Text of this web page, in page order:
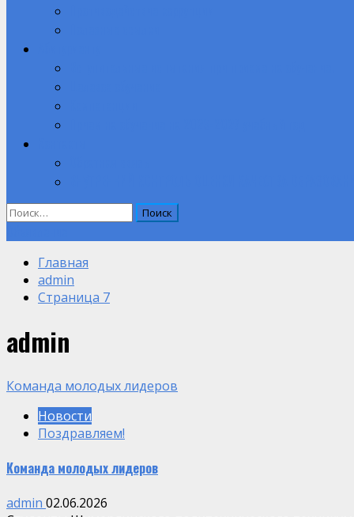
Найти:
Главная
admin
Страница 7
admin
Команда молодых лидеров
Новости
Поздравляем!
Команда молодых лидеров
admin 02.06.2026